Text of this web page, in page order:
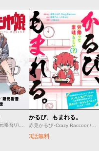
かるび、もまれる。
3話無料